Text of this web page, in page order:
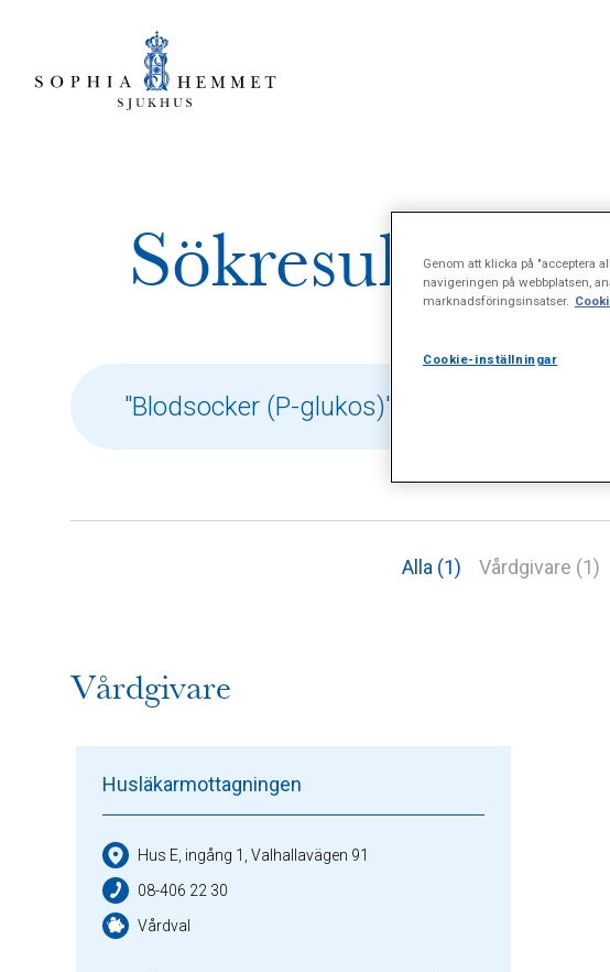
Sökresultat för
Alla (1) Vårdgivare (1)
Vårdgivare
Husläkarmottagningen
Hus E, ingång 1, Valhallavägen 91
08-406 22 30
Vårdval
Genom att klicka på "acceptera
navigeringen på webbplatsen,
marknadsföringsinsatser.
Cookie-inställningar